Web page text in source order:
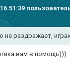
не раздражает,
вам в помощь)))